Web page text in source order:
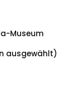
Museum
ausgewählt)